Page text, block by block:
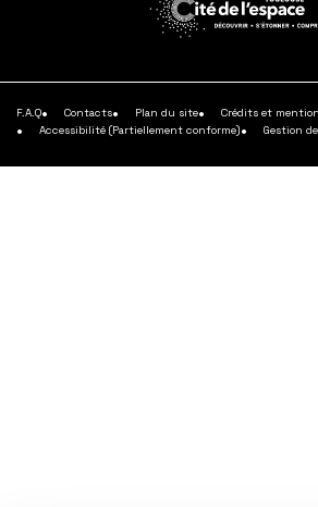
savoir
plus
F.A.Q Contacts Plan du site
Crédits et
Accessibilité (Partiellement conforme)
Gestion